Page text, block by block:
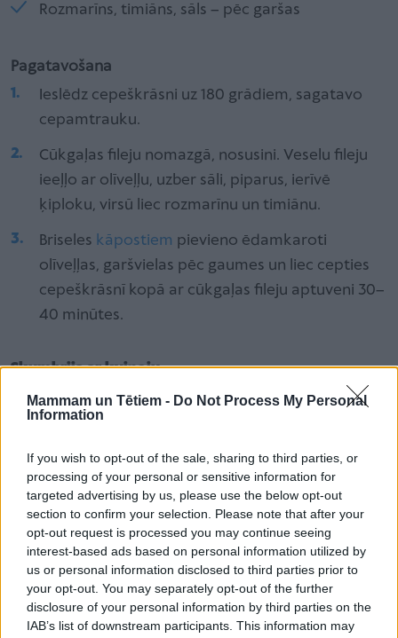
Mammam un Tētiem - Do Not Process My Personal
Information
If you wish to opt-out of the sale, sharing to third parties, or
processing of your personal or sensitive information for
targeted advertising by us, please use the below opt-out
section to confirm your selection. Please note that after your
opt-out request is processed you may continue seeing
interest-based ads based on personal information utilized by
us or personal information disclosed to third parties prior to
your opt-out. You may separately opt-out of the further
disclosure of your personal information by third parties on the
IAB’s list of downstream participants. This information may
Rozmarīns, timiāns, sāls – pēc garšas
Pagatavošana
Ieslēdz cepeškrāsni uz 180 grādiem, sagatavo
cepamtrauku.
Cūkgaļas fileju nomazgā, nosusini. Veselu fileju
ieeļļo ar olīveļļu, uzber sāli, piparus, ierīvē
ķiploku, virsū liec rozmarīnu un timiānu.
Briseles kāpostiem pievieno ēdamkaroti
olīveļļas, garšvielas pēc gaumes un liec cepties
cepeškrāsnī kopā ar cūkgaļas fileju aptuveni 30–
40 minūtes.
Skumbrija ar kvinoju
2 gb skumbrijas
200 g kvinojas
Citrons
Olīveļļa
Sāls, pipari - pēc garšas
Pagatavošana